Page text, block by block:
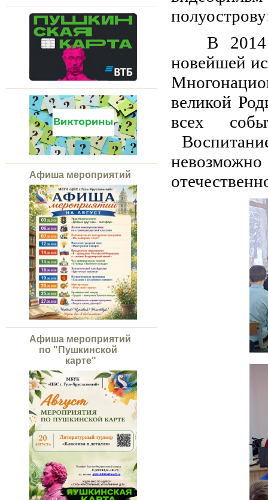
Афиша мероприятий
Афиша мероприятий
по "Пушкинской
карте"
В 2014
новейшей
великой
всех